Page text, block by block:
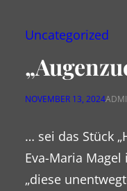
Uncategorized
NOVEMBER 13, 2024
… sei das Stück
Eva-Maria Magel
„diese